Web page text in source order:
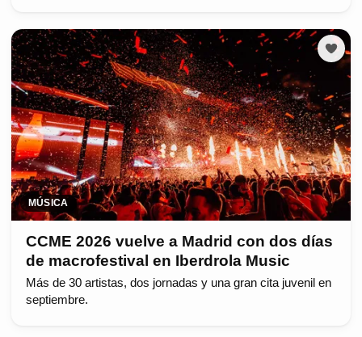
MÚSICA
CCME 2026 vuelve a Madrid con dos días
de macrofestival en Iberdrola Music
Más de 30 artistas, dos jornadas y una gran cita juvenil en
septiembre.